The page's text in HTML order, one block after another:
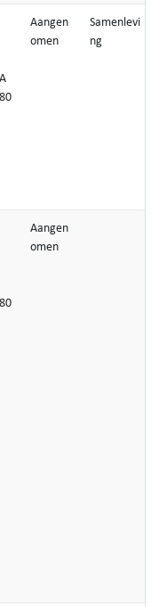
Aangen
omen
Samenlevi
ng
Aangen
omen